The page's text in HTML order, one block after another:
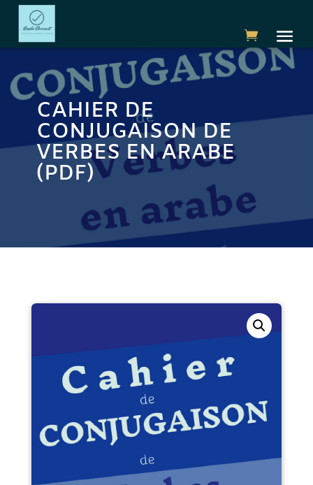
CAHIER DE
CONJUGAISON DE
VERBES EN ARABE
(PDF)